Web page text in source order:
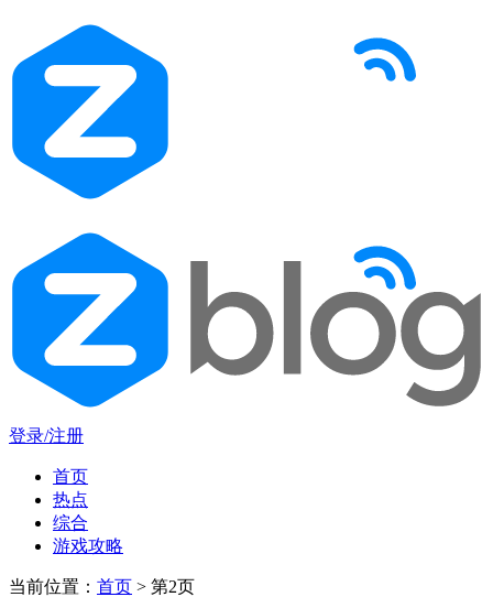
登录/注册
首页
热点
综合
游戏攻略
当前位置： 首页 > 第2页